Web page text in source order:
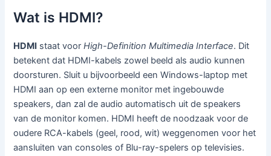
Wat is HDMI?
HDMI staat voorHigh-Definition Multimedia Interface. Dit
betekent dat HDMI-kabels zowel beeld als audio kunnen
doorsturen. Sluit u bijvoorbeeld een Windows-laptop met
HDMI aan op een externe monitor met ingebouwde
speakers, dan zal de audio automatisch uit de speakers
van de monitor komen. HDMI heeft de noodzaak voor de
oudere RCA-kabels (geel, rood, wit) weggenomen voor het
aansluiten van consoles of Blu-ray-spelers op televisies.